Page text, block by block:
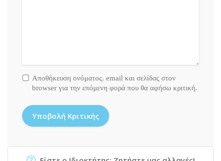
Αποθήκευση ονόματος. email και σελίδας στον
browser για την επόμενη φορά που θα αφήσω κριτική.